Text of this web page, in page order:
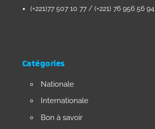
(+221)77 507 10 77 / (+221) 76 956 56 94
Catégories
Nationale
Internationale
Bon à savoir